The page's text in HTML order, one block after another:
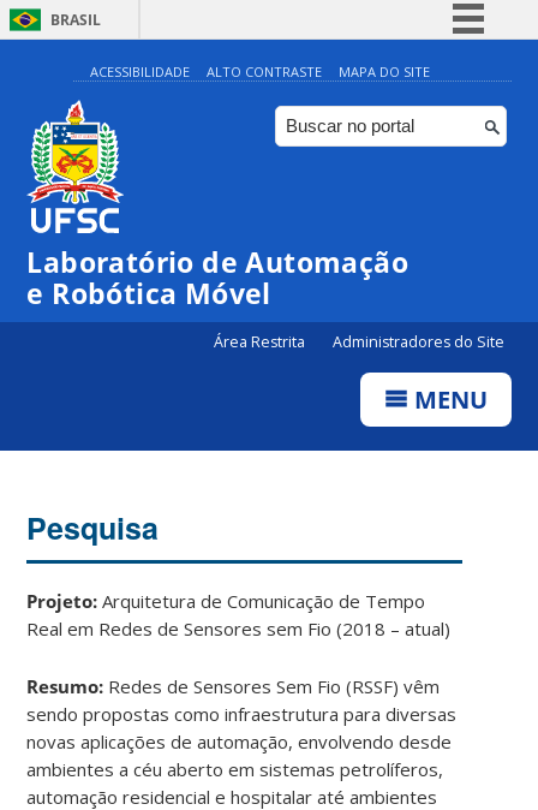
BRASIL
Simplifique!
Comunica BR
Participe
Canais
ACESSIBILIDADE ALTO CONTRASTE MAPA DO SITE
Laboratório de Automação
e Robótica Móvel
Área Restrita Administradores do Site
MENU
Pesquisa
Projeto: Arquitetura de Comunicação de Tempo
Real em Redes de Sensores sem Fio (2018 – atual)
Resumo: Redes de Sensores Sem Fio (RSSF) vêm
sendo propostas como infraestrutura para diversas
novas aplicações de automação, envolvendo desde
ambientes a céu aberto em sistemas petrolíferos,
automação residencial e hospitalar até ambientes